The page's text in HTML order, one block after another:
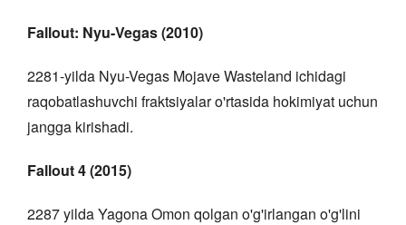
Fallout: Nyu-Vegas (2010)
2281-yilda Nyu-Vegas Mojave Wasteland ichidagi
raqobatlashuvchi fraktsiyalar o'rtasida hokimiyat uchun
jangga kirishadi.
Fallout 4 (2015)
2287 yilda Yagona Omon qolgan o'g'irlangan o'g'lini